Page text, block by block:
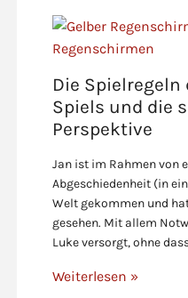
Die
Spiels und die
Perspektive
Jan ist im Rahmen von
Abgeschiedenheit (in
Welt gekommen und
gesehen. Mit allem
Luke versorgt, ohne
Weiterlesen »